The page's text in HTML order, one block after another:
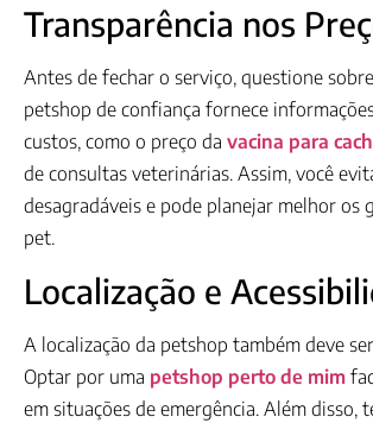
Transparência nos
Antes de fechar o serviço, questione
petshop de confiança fornece
custos, como o preço da vacina para
de consultas veterinárias. Assim, você
desagradáveis e pode planejar melhor os
pet.
Localização e
A localização da petshop também deve
Optar por uma petshop perto de mim
em situações de emergência. Além disso,